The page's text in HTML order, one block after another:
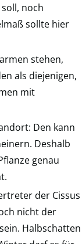
noch
sollte hier
stehen,
als diejenigen,
mit
Den kann
Deshalb
genau
der Cissus
nicht der
Halbschatten